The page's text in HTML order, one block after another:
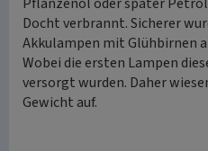
Docht verbrannt. Sicherer
Akkulampen mit Glühbirnen
Wobei die ersten Lampen
versorgt wurden. Daher
Gewicht auf.